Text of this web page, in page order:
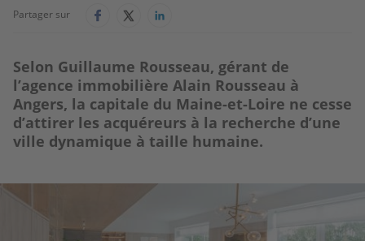
Partager sur
Selon Guillaume Rousseau, gérant de
l’agence immobilière Alain Rousseau à
Angers, la capitale du Maine-et-Loire ne cesse
d’attirer les acquéreurs à la recherche d’une
ville dynamique à taille humaine.
Image